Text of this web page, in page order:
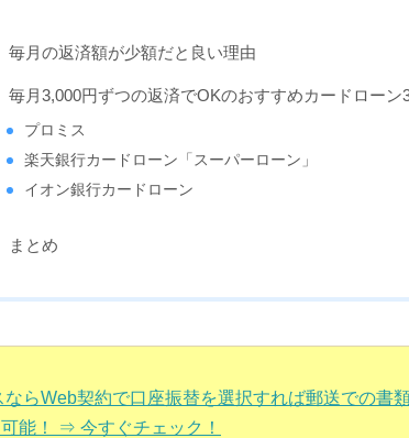
毎月の返済額が少額だと良い理由
毎月3,000円ずつの返済でOKのおすすめカードローン
プロミス
楽天銀行カードローン「スーパーローン」
イオン銀行カードローン
まとめ
らWeb契約で口座振替を選択すれば郵送での書
能！ ⇒ 今すぐチェック！